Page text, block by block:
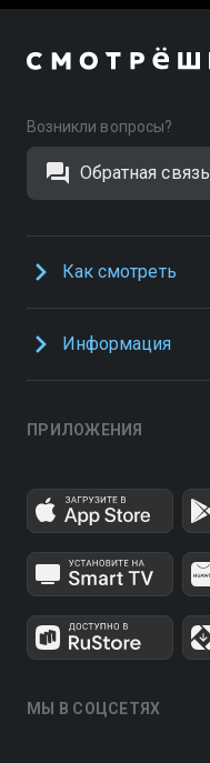
Возникли вопросы?
Обратная связь
Как смотреть
Информация
ПРИЛОЖЕНИЯ
МЫ В СОЦСЕТЯХ